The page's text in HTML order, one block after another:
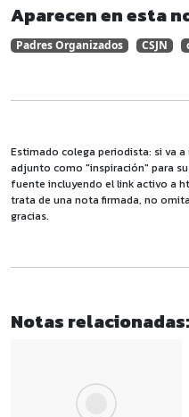
Aparecen en esta
Padres Organizados CSJN
Estimado colega periodista: si va
adjunto como "inspiración" para
fuente incluyendo el link activo a
trata de una nota firmada, no
gracias.
Notas relacionadas: